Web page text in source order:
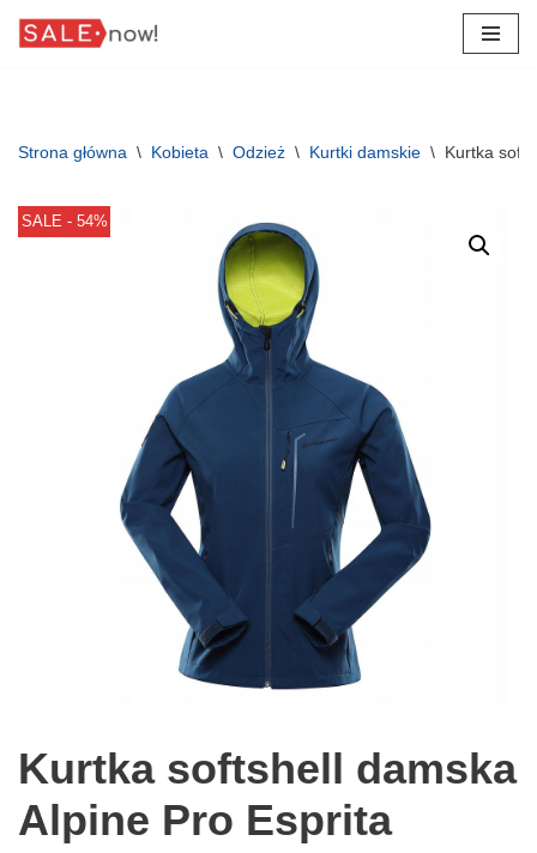
Strona główna \ Kobieta \ Odzież \ Kurtki damskie \ Kurtka
SALE - 54%
Kurtka softshell damska
Alpine Pro Esprita